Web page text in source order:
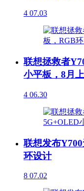
4 07.03
联想拯救者
小平板，8月
4 06.30
联想发布
环设计
8 07.02